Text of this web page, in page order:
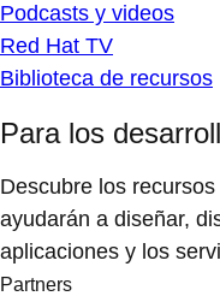
Podcasts y videos
Red Hat TV
Biblioteca de recursos
Para los
Descubre los
ayudarán a diseñar,
aplicaciones y los
Partners